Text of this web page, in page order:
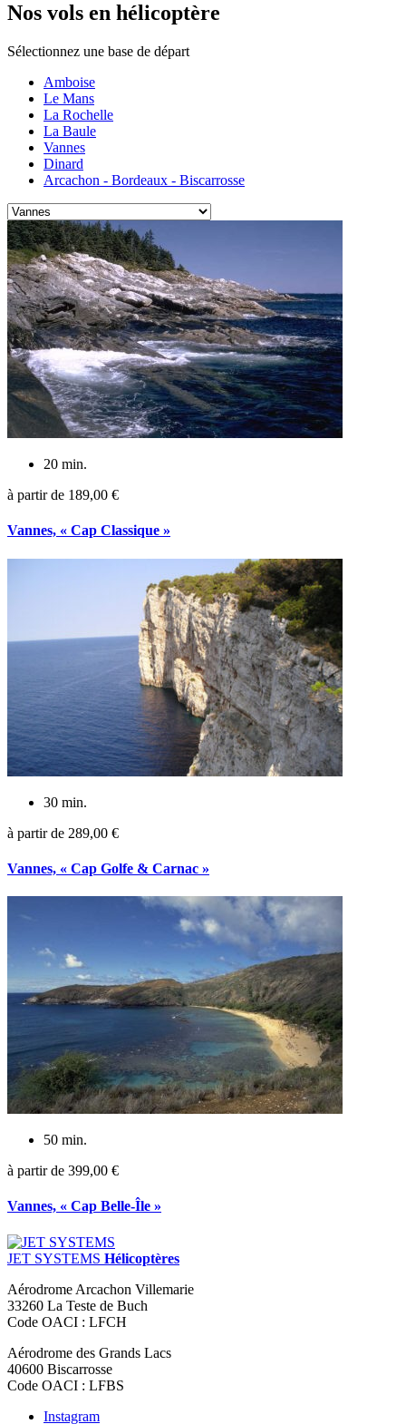
Nos vols en hélicoptère
Sélectionnez une base de départ
Amboise
Le Mans
La Rochelle
La Baule
Vannes
Dinard
Arcachon - Bordeaux - Biscarrosse
20 min.
à partir de 189,00 €
Vannes, « Cap Classique »
30 min.
à partir de 289,00 €
Vannes, « Cap Golfe & Carnac »
50 min.
à partir de 399,00 €
Vannes, « Cap Belle-Île »
JET SYSTEMS Hélicoptères
Aérodrome Arcachon Villemarie
33260 La Teste de Buch
Code OACI : LFCH
Aérodrome des Grands Lacs
40600 Biscarrosse
Code OACI : LFBS
Instagram